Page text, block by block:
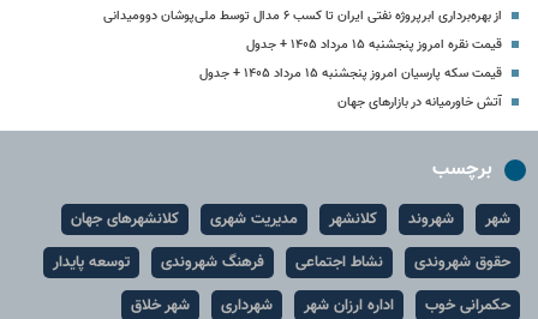
از بهره‌برداری ابرپروژه نفتی ایران تا کسب ۶ مدال توسط ملی‌پوشان دوومیدانی
قیمت نقره امروز پنجشنبه ۱۵ مرداد ۱۴۰۵ + جدول
قیمت سکه پارسیان امروز پنجشنبه ۱۵ مرداد ۱۴۰۵ + جدول
آتش خاورمیانه در بازارهای جهان
برچسب
شهر شهروند کلانشهر مدیریت شهری
کلانشهرهای جهان
حقوق شهروندی
نشاط اجتماعی فرهنگ شهروندی
توسعه پایدار
حکمرانی خوب
اداره ارزان شهر شهرداری شهر خلاق